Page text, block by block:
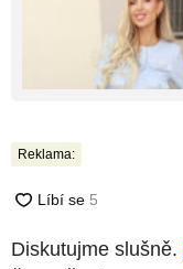
Reklama:
Diskutujme slušně.